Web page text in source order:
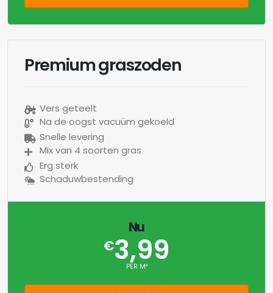
Premium graszoden
Vers geteelt
Na de oogst vacuüm gekoeld
Snelle levering
Mix van 4 soorten gras
Erg sterk
Schaduwbestending
Nu
€3,99
PER M²